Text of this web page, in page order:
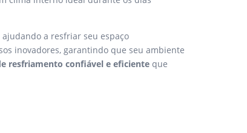
a resfriar seu espaço
inovadores, garantindo que seu ambiente
resfriamento confiável e eficiente que